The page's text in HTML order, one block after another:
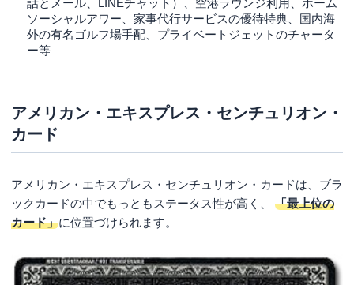
話とメール、LINEチャット）、空港ラウンジ利用、ホーム
ソーシャルアワー、家事代行サービスの優待特典、国内海
外の有名ゴルフ場手配、プライベートジェットのチャータ
ー等
アメリカン・エキスプレス・センチュリオン・
カード
アメリカン・エキスプレス・センチュリオン・カードは、ブラ
ックカードの中でもっともステータス性が高く、 「最上位の
カード」に位置づけられます。